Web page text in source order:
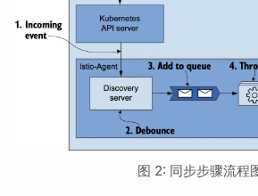
图 2: 同步步骤流程